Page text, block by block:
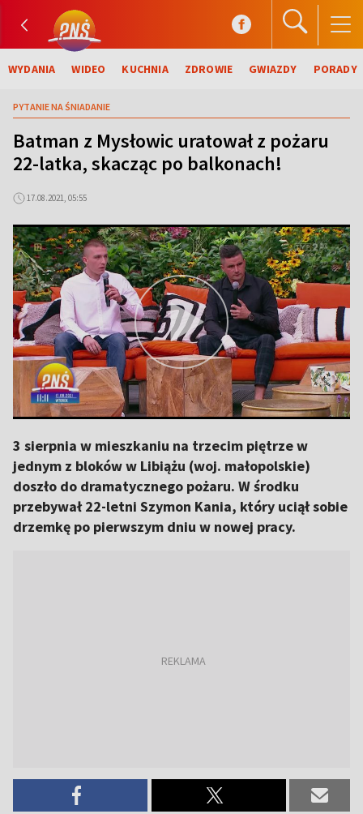
WYDANIA WIDEO KUCHNIA ZDROWIE GWIAZDY PORADY
PYTANIE NA ŚNIADANIE
Batman z Mysłowic uratował z pożaru
22-latka, skacząc po balkonach!
17.08.2021, 05:55
3 sierpnia w mieszkaniu na trzecim piętrze w
jednym z bloków w Libiążu (woj. małopolskie)
doszło do dramatycznego pożaru. W środku
przebywał 22-letni Szymon Kania, który uciął sobie
drzemkę po pierwszym dniu w nowej pracy.